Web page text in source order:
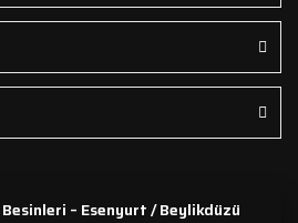
– Esenyurt / Beylikdüzü